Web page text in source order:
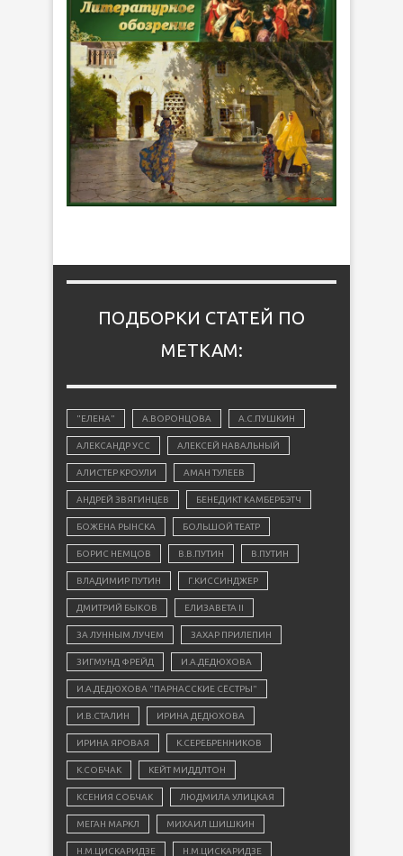
ПОДБОРКИ СТАТЕЙ ПО
МЕТКАМ:
"ЕЛЕНА" А.ВОРОНЦОВА А.С.ПУШКИН
АЛЕКСАНДР УСС АЛЕКСЕЙ НАВАЛЬНЫЙ
АЛИСТЕР КРОУЛИ АМАН ТУЛЕЕВ
АНДРЕЙ ЗВЯГИНЦЕВ БЕНЕДИКТ КАМБЕРБЭТЧ
БОЖЕНА РЫНСКА БОЛЬШОЙ ТЕАТР
БОРИС НЕМЦОВ В.В.ПУТИН В.ПУТИН
ВЛАДИМИР ПУТИН Г.КИССИНДЖЕР
ДМИТРИЙ БЫКОВ ЕЛИЗАВЕТА II
ЗА ЛУННЫМ ЛУЧЕМ ЗАХАР ПРИЛЕПИН
ЗИГМУНД ФРЕЙД И.А.ДЕДЮХОВА
И.А.ДЕДЮХОВА "ПАРНАССКИЕ СЁСТРЫ"
И.В.СТАЛИН ИРИНА ДЕДЮХОВА
ИРИНА ЯРОВАЯ К.СЕРЕБРЕННИКОВ
К.СОБЧАК КЕЙТ МИДДЛТОН
КСЕНИЯ СОБЧАК ЛЮДМИЛА УЛИЦКАЯ
МЕГАН МАРКЛ МИХАИЛ ШИШКИН
Н.М.ЦИСКАРИДЗЕ Н.М.ЦИСКАРИДЗЕ